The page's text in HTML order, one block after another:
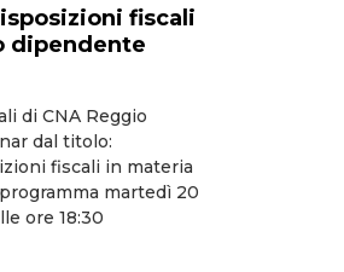
fiscali
dipendente
di CNA Reggio
dal titolo:
fiscali in materia
martedì 20
ore 18:30